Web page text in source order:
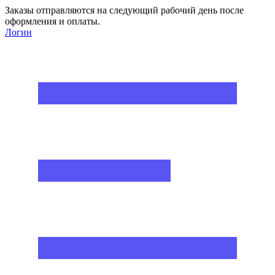
Заказы отправляются на следующий рабочий день после
оформления и оплаты.
Логин